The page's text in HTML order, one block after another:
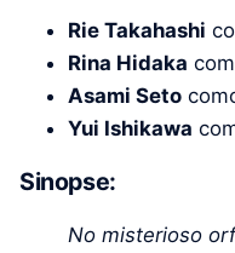
Rie Takahashi
Rina Hidaka
Asami Seto
Yui Ishikawa
Sinopse:
No misterioso